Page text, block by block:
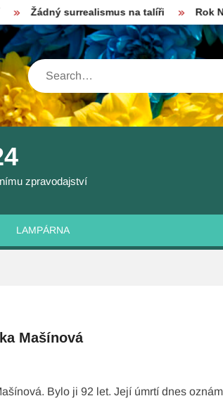
surrealismus na talíři Rok Nawrockého
Search
zpravodajství
LAMPÁRNA
Mašínová
Bylo ji 92 let. Její úmrtí dnes